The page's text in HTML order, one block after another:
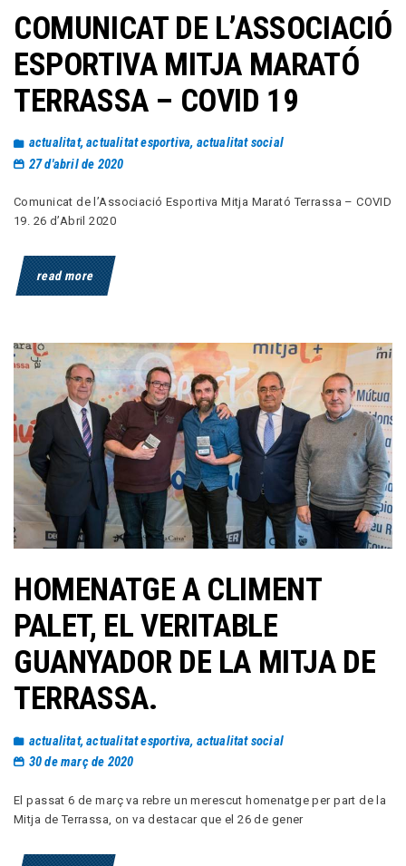
COMUNICAT DE L’ASSOCIACIÓ
ESPORTIVA MITJA MARATÓ
TERRASSA – COVID 19
actualitat,actualitat esportiva, actualitat social
27 d'abril de 2020
Comunicat de l’Associació Esportiva Mitja Marató Terrassa – COVID
19. 26 d’Abril 2020
read more
HOMENATGE A CLIMENT
PALET, EL VERITABLE
GUANYADOR DE LA MITJA DE
TERRASSA.
actualitat,actualitat esportiva, actualitat social
30 de març de 2020
El passat 6 de març va rebre un merescut homenatge per part de la
Mitja de Terrassa, on va destacar que el 26 de gener